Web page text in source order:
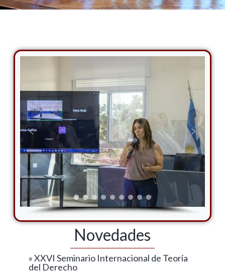
Novedades
» XXVI Seminario Internacional de Teoría
del Derecho